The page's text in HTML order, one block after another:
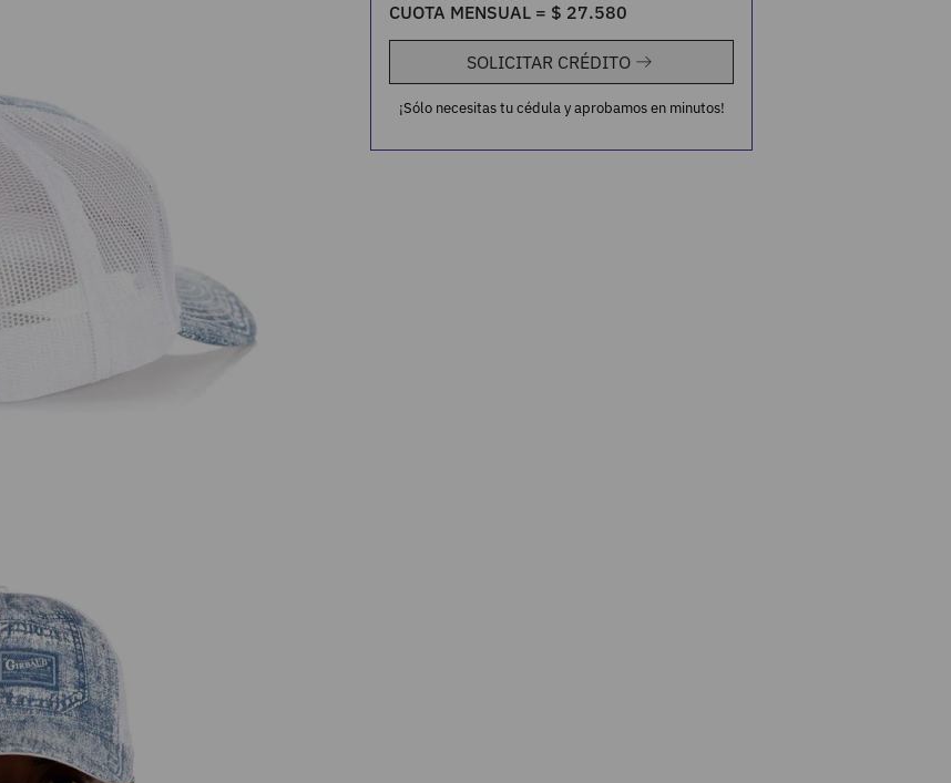
CUOTA MENSUAL = $ 27.580
SOLICITAR CRÉDITO
¡Sólo necesitas tu cédula y aprobamos en minutos!